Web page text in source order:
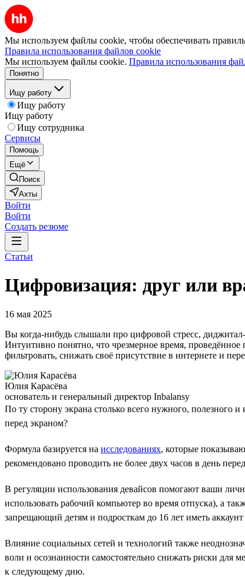
Мы используем файлы cookie, чтобы обеспечивать
Правила использования файлов cookie
Мы используем файлы cookie. Правила использования
Понятно
Ищу работу
Ищу работу
Ищу работу
Ищу сотрудника
Сервисы
Помощь
Ещё
Поиск
Ахты
Войти
Войти
Создать резюме
Статьи
Цифровизация: друг или
16 мая 2025
Вы когда-нибудь слышали про цифровой стресс,
Интуитивно понятно, что чрезмерное время,
фильтровать, снижать своё присутствие в интернете и
Юлия Карасёва
основатель и генеральный директор Inbalansy
По ту сторону экрана столько всего нужного, полезного
перед экраном?
Формула базируется на исследованиях, которые
рекомендовано проводить не более двух часов в день
В регуляции использования девайсов помогают ваши
использовать рабочий компьютер во время отпуска), а
запрещающий детям и подросткам до 16 лет иметь
Влияние социальных сетей и технологий также
воли и осознанности самостоятельно снижать риски для
к следующему дню.